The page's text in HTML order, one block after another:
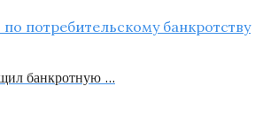
банкротную …